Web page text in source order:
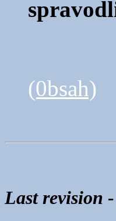
(0bsah)
Last revision